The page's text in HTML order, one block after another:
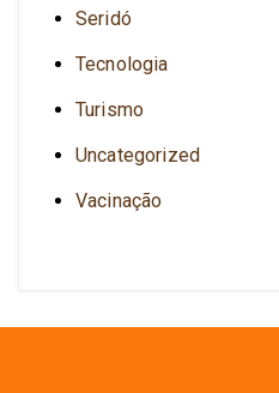
Seridó
Tecnologia
Turismo
Uncategorized
Vacinação